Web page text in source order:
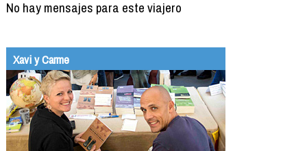
No hay mensajes para este viajero
Xavi y Carme